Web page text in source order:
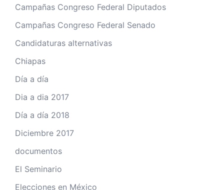
Campañas Congreso Federal Diputados
Campañas Congreso Federal Senado
Candidaturas alternativas
Chiapas
Día a día
Dia a dia 2017
Día a día 2018
Diciembre 2017
documentos
El Seminario
Elecciones en México